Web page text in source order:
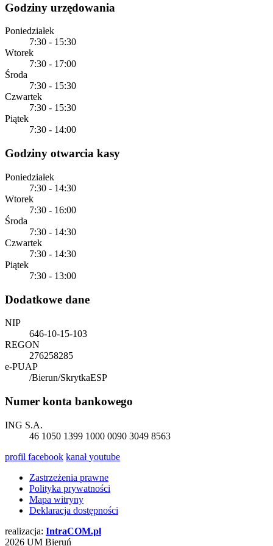
Godziny urzędowania
Poniedziałek
7:30 - 15:30
Wtorek
7:30 - 17:00
Środa
7:30 - 15:30
Czwartek
7:30 - 15:30
Piątek
7:30 - 14:00
Godziny otwarcia kasy
Poniedziałek
7:30 - 14:30
Wtorek
7:30 - 16:00
Środa
7:30 - 14:30
Czwartek
7:30 - 14:30
Piątek
7:30 - 13:00
Dodatkowe dane
NIP
646-10-15-103
REGON
276258285
e-PUAP
/Bierun/SkrytkaESP
Numer konta bankowego
ING S.A.
46 1050 1399 1000 0090 3049 8563
profil facebook kanałyoutube
Zastrzeżenia prawne
Polityka prywatności
Mapa witryny
Deklaracja dostępności
realizacja: IntraCOM.pl
2026 UM Bieruń